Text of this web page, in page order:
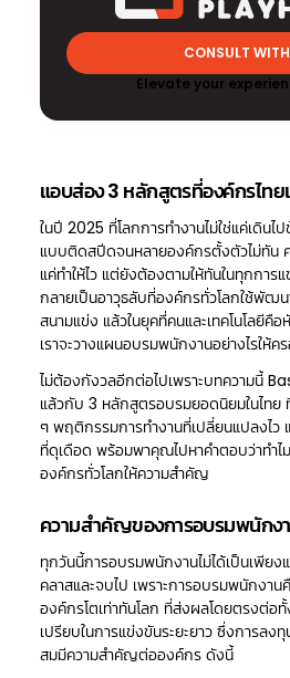
CONSULT
Elevate your
แอบส่อง 3 หลักสูตรที่องค์กรไท
ในปี 2025 ที่โลกการทำงานไม่ใช่แค่เดินไ
แบบติดสปีดจนหลายองค์กรตั้งตัวไม่ทัน ค
แค่ทำให้ไว แต่ยังต้องตามให้ทันในทุกกา
กลายเป็นอาวุธลับที่องค์กรทั่วโลกใช้พัฒน
สนามแข่ง แล้วในยุคที่คนและเทคโนโลยีคื
เราจะวางแผนอบรมพนักงานอย่างไรให้
ไม่ต้องกังวลอีกต่อไปเพราะบทความนี้
แล้วกับ 3 หลักสูตรอบรมยอดนิยมในไทย
ๆ พฤติกรรมการทำงานที่เปลี่ยนแปลงไว
ที่ดุเดือด พร้อมพาคุณไปหาคำตอบว่าทำไ
องค์กรทั่วโลกให้ความสำคัญ
ความสำคัญของการอบรมพนักง
ทุกวันนี้การอบรมพนักงานไม่ได้เป็นเพีย
คลาสและจบไป เพราะการอบรมพนักงา
องค์กรโตเท่าทันโลก ที่ส่งผลโดยตรงต่อทั้
เปรียบในการแข่งขันระยะยาว ซึ่งการลง
สมมีความสำคัญต่อองค์กร ดังนี้